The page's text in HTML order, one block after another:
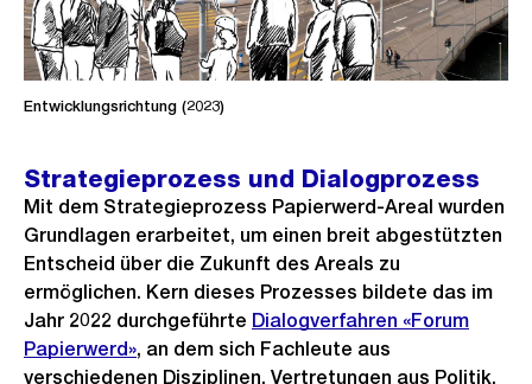
Entwicklungsrichtung (2023)
Strategieprozess und Dialogprozess
Mit dem Strategieprozess Papierwerd-Areal wurden
Grundlagen erarbeitet, um einen breit abgestützten
Entscheid über die Zukunft des Areals zu
ermöglichen. Kern dieses Prozesses bildete das im
Jahr 2022 durchgeführte Dialogverfahren «Forum
Papierwerd», an dem sich Fachleute aus
verschiedenen Disziplinen, Vertretungen aus Politik,